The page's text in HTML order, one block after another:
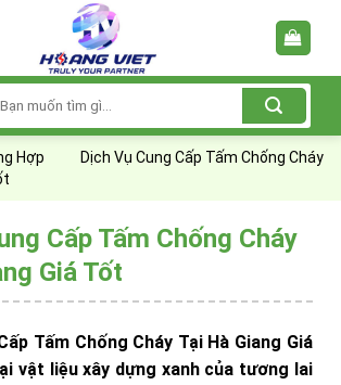
Hợp
Dịch Vụ Cung Cấp Tấm Chống Cháy
Cấp Tấm Chống Cháy
Giá Tốt
Tấm Chống Cháy Tại Hà Giang Giá
vật liệu xây dựng xanh của tương lai